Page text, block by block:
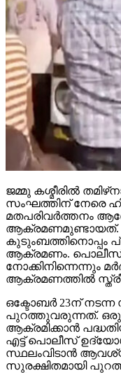
ജമ്മു കശ്മീരില്‍
സംഘത്തിന് നേരെ
മതപരിവര്‍ത്തനം
ആക്രമണമുണ്ടായത്.
കുടുംബത്തിനൊപ്പം
ആക്രമണം. പൊലീസ്
നോക്കിനിന്നെന്നും
ആക്രമണത്തില്‍
ഒക്ടോബര്‍ 23ന്
പുറത്തുവരുന്നത്. ഒരു
ആക്രമിക്കാന്‍
എട്ട് പൊലീസ്
സ്ഥലംവിടാന്‍
സുരക്ഷിതമായി